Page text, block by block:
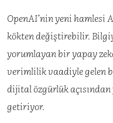
OpenAI’nin yeni
kökten değiştirebilir.
yorumlayan bir yapay
verimlilik vaadiyle gelen
dijital özgürlük
getiriyor.